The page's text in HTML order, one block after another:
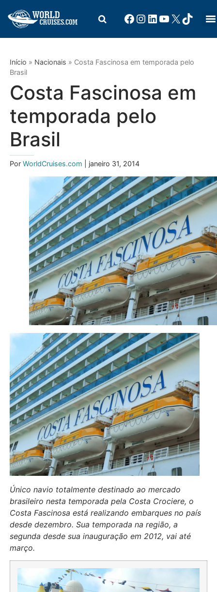
Início » Nacionais » Costa Fascinosa em temporada pelo
Brasil
Costa Fascinosa em
temporada pelo
Brasil
Por WorldCruises.com | janeiro 31, 2014
Único navio totalmente destinado ao mercado
brasileiro nesta temporada pela Costa Crociere, o
Costa Fascinosa está realizando embarques no país
desde dezembro. Sua temporada na região, a
segunda desde sua inauguração em 2012, vai até
março.